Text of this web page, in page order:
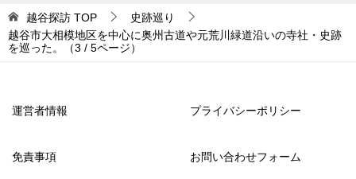
越谷探訪 TOP
史跡巡り
越谷市大相模地区を中心に奥州古道や元荒川緑道沿いの寺社・史跡
を巡った。（3 / 5ページ）
運営者情報 プライバシーポリシー
免責事項 お問い合わせフォーム